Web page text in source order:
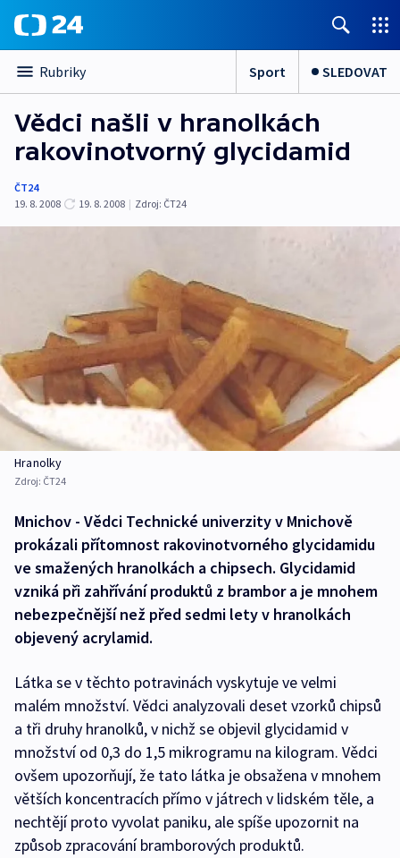
Rubriky Sport SLEDOVAT
Vědci našli v hranolkách
rakovinotvorný glycidamid
ČT24
19. 8. 2008
19. 8. 2008 | Zdroj: ČT24
Hranolky
Zdroj: ČT24
Mnichov - Vědci Technické univerzity v Mnichově
prokázali přítomnost rakovinotvorného glycidamidu
ve smažených hranolkách a chipsech. Glycidamid
vzniká při zahřívání produktů z brambor a je mnohem
nebezpečnější než před sedmi lety v hranolkách
objevený acrylamid.
Látka se v těchto potravinách vyskytuje ve velmi
malém množství. Vědci analyzovali deset vzorků chipsů
a tři druhy hranolků, v nichž se objevil glycidamid v
množství od 0,3 do 1,5 mikrogramu na kilogram. Vědci
ovšem upozorňují, že tato látka je obsažena v mnohem
větších koncentracích přímo v játrech v lidském těle, a
nechtějí proto vyvolat paniku, ale spíše upozornit na
způsob zpracování bramborových produktů.